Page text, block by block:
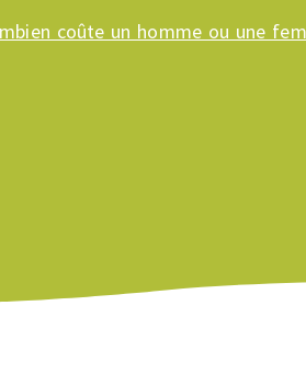
coûte un homme ou une